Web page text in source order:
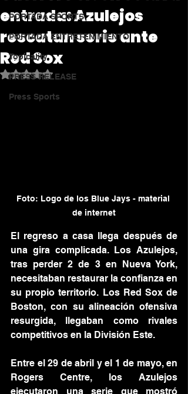
PORTADA SPORTS
PORTADA ENTRETENIMIENTO
Topicality
PRESS RELEASE
Press Sports
entrada: Azulejos
rescatan serie ante
Red Sox
Obtuvo NaN de 5 estrellas.
Foto: Logo de los Blue Jays - material
de internet
El regreso a casa llega después de
una gira complicada. Los Azulejos,
tras perder 2 de 3 en Nueva York,
necesitaban restaurar la confianza en
su propio territorio. Los Red Sox de
Boston, con su alineación ofensiva
resurgida, llegaban como rivales
competitivos en la División Este.
Entre el 29 de abril y el 1 de mayo, en
Rogers Centre, los Azulejos
ejecutaron una serie que mostró